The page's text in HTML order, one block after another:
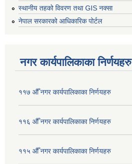
स्थानीय तहको विवरण तथा GIS नक्सा
नेपाल सरकारको आधिकारिक पोर्टल
नगर कार्यपालिकाका निर्णयहरु
११७ औँ नगर कार्यपालिकाका निर्णयहरु
११६ औँ नगर कार्यपालिकाका निर्णयहरु
११५ औँ नगर कार्यपालिकाका निर्णयहरु